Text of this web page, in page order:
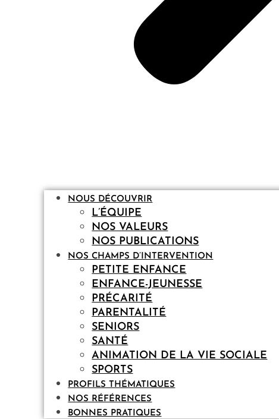
NOUS DÉCOUVRIR
L’ÉQUIPE
NOS VALEURS
NOS PUBLICATIONS
NOS CHAMPS D’INTERVENTION
PETITE ENFANCE
ENFANCE-JEUNESSE
PRÉCARITÉ
PARENTALITÉ
SENIORS
SANTÉ
ANIMATION DE LA VIE SOCIALE
SPORTS
PROFILS THÉMATIQUES
NOS RÉFÉRENCES
BONNES PRATIQUES